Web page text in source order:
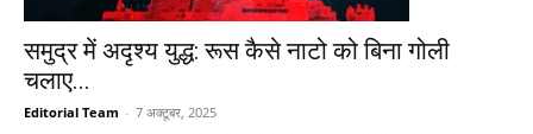
समुद्र में अदृश्य युद्ध: रूस कैसे नाटो को बिना गोली
चलाए...
Editorial Team - 7 अक्टूबर, 2025